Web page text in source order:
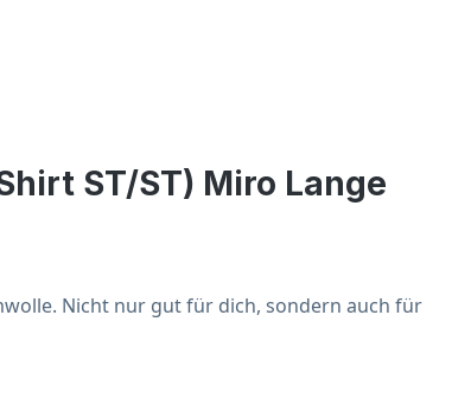
ST/ST) Miro Lange
Nicht nur gut für dich, sondern auch für